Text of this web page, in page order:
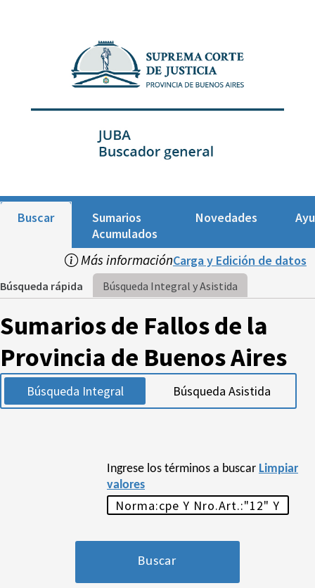
Buscar
Sumarios
Acumulados
Novedades
Más informaciónCarga y Edición de datos
Búsqueda rápida Búsqueda Integral y Asistida
Sumarios de Fallos de la
Provincia de Buenos Aires
Búsqueda Integral Búsqueda Asistida
Ingrese los términos a buscar Limpiar
valores